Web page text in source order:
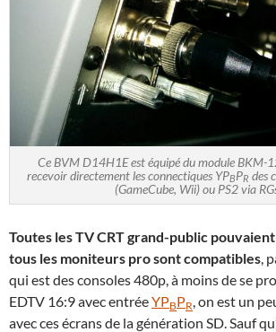
Ce BVM D14H1E est équipé du module BKM-
recevoir directement les connectiques YPBPR des
(GameCube, Wii) ou PS2 via
Toutes les TV CRT grand-public
tous les moniteurs pro sont compatibles,
qui est des consoles 480p, à moins de se
EDTV 16:9 avec entréeYPBPR, on est un
avec ces écrans de la génération SD. Sauf